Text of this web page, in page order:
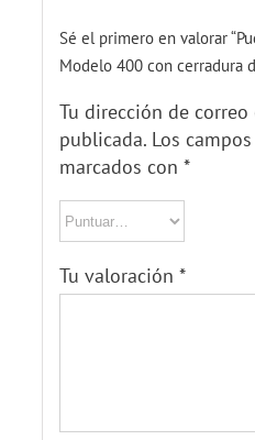
Sé el primero en valorar
Modelo 400 con cerradura
Tu dirección de
publicada.Los
marcados con *
Tu valoración *